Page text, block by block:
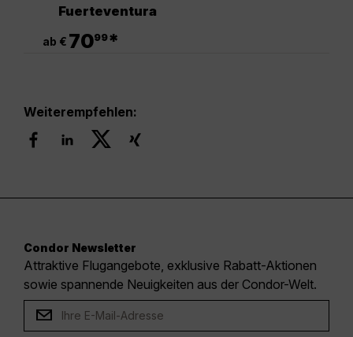
Fuerteventura
ab € 7099*
Weiterempfehlen:
Condor Newsletter
Attraktive Flugangebote, exklusive Rabatt-Aktionen
sowie spannende Neuigkeiten aus der Condor-Welt.